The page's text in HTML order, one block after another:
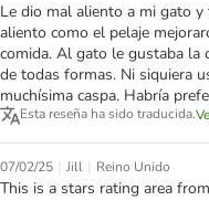
Le dio mal aliento a mi gato y
aliento como el pelaje
comida. Al gato le gustaba la
de todas formas. Ni siquiera
muchísima caspa. Habría
Esta reseña ha sido traducida.
07/02/25 | Jill | Reino Unido
This is a stars rating area